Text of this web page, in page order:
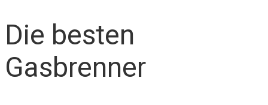
Die besten
Gasbrenner